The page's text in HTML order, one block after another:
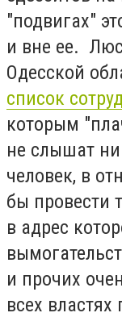
"подвигах"
и вне ее.
Одесской
список
которым
не слышат
человек, в
бы провести
в адрес
и прочих
всех